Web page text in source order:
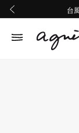
熊
台
熊